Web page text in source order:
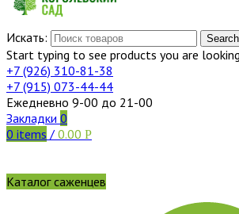
Искать: Search
Start typing to see products you are
+7 (926) 310-81-38
+7 (915) 073-44-44
Ежедневно 9-00 до 21-00
Закладки 0
0 items / 0.00 Р
Каталог саженцев